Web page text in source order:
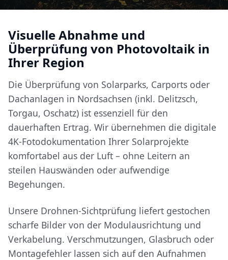
Visuelle Abnahme und
Überprüfung von Photovoltaik in
Ihrer Region
Die Überprüfung von Solarparks, Carports oder
Dachanlagen in Nordsachsen (inkl. Delitzsch,
Torgau, Oschatz) ist essenziell für den
dauerhaften Ertrag. Wir übernehmen die digitale
4K-Fotodokumentation Ihrer Solarprojekte
komfortabel aus der Luft – ohne Leitern an
steilen Hauswänden oder aufwendige
Begehungen.
Unsere Drohnen-Sichtprüfung liefert gestochen
scharfe Bilder von der Modulausrichtung und
Verkabelung. Verschmutzungen, Glasbruch oder
Montagefehler lassen sich auf den Aufnahmen